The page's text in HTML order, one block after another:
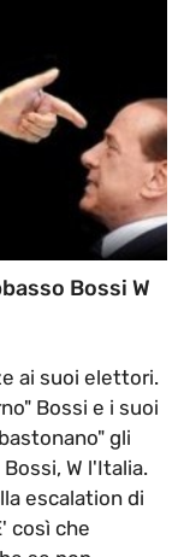
Bossi W
ai suoi elettori.
Bossi e i suoi
gli
W l'Italia.
escalation di
così che